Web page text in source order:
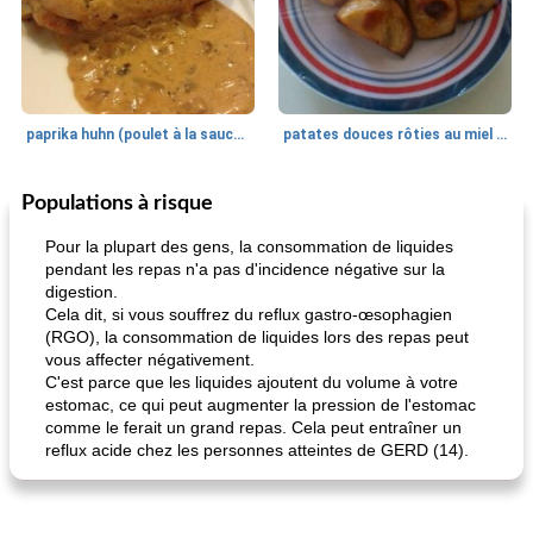
paprika huhn (poulet à la sauce paprika). patates douces rôties au miel / kumara
25
Petit déjeuner et brunch
quinoa petit déjeuner méditerranéen
Populations à risque
Pour la plupart des gens, la consommation de liquides
pendant les repas n'a pas d'incidence négative sur la
digestion.
Cela dit, si vous souffrez du reflux gastro-œsophagien
(RGO), la consommation de liquides lors des repas peut
vous affecter négativement.
C'est parce que les liquides ajoutent du volume à votre
estomac, ce qui peut augmenter la pression de l'estomac
comme le ferait un grand repas. Cela peut entraîner un
reflux acide chez les personnes atteintes de GERD (14).